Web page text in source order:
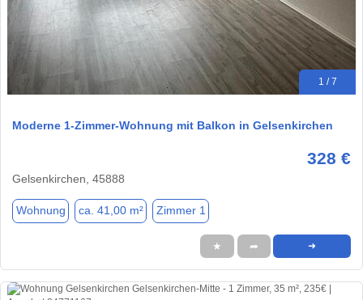
1 / 7
Moderne 1-Zimmer-Wohnung mit Balkon in Gelsenkirchen
328 €
Gelsenkirchen, 45888
Wohnung ca. 41,00 m² Zimmer 1
★ ➦ ➜